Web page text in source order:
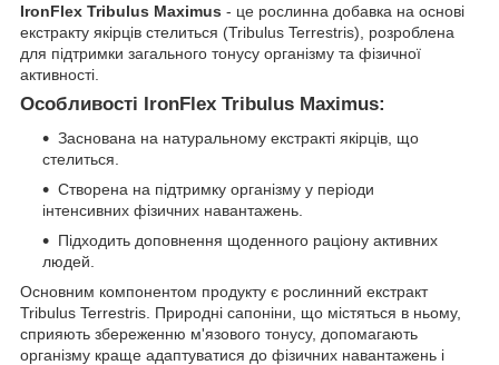
IronFlex Tribulus Maximus - це рослинна добавка на основі
екстракту якірців стелиться (Tribulus Terrestris), розроблена
для підтримки загального тонусу організму та фізичної
активності.
Особливості IronFlex Tribulus Maximus:
Заснована на натуральному екстракті якірців, що
стелиться.
Створена на підтримку організму у періоди
інтенсивних фізичних навантажень.
Підходить доповнення щоденного раціону активних
людей.
Основним компонентом продукту є рослинний екстракт
Tribulus Terrestris. Природні сапоніни, що містяться в ньому,
сприяють збереженню м'язового тонусу, допомагають
організму краще адаптуватися до фізичних навантажень і